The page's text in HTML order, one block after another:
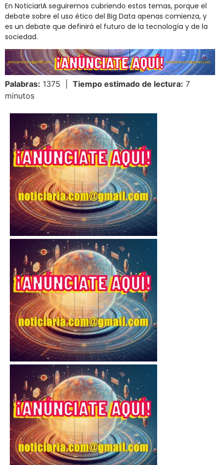
En NoticiarIA seguiremos cubriendo estos temas, porque el
debate sobre el uso ético del Big Data apenas comienza, y
es un debate que definirá el futuro de la tecnología y de la
sociedad.
Palabras: 1375 | Tiempo estimado de lectura: 7
minutos